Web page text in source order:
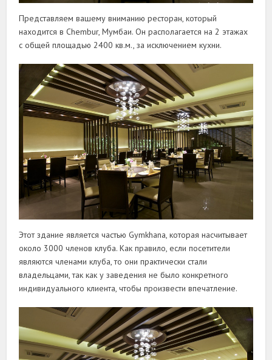
Представляем вашему вниманию ресторан, который
находится в Chembur, Мумбаи. Он располагается на 2 этажах
с общей площадью 2400 кв.м., за исключением кухни.
Этот здание является частью Gymkhana, которая насчитывает
около 3000 членов клуба. Как правило, если посетители
являются членами клуба, то они практически стали
владельцами, так как у заведения не было конкретного
индивидуального клиента, чтобы произвести впечатление.